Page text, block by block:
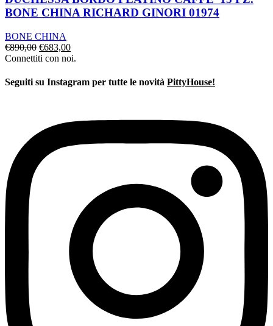
BONE CHINA RICHARD GINORI 01974
BONE CHINA
€890,00 Il
prezzo
era:
€890,00.
€683,00Il
prezzo
è:
€683,00.
Connettiti con noi.
Seguiti su Instagram per tutte le novità PittyHouse!